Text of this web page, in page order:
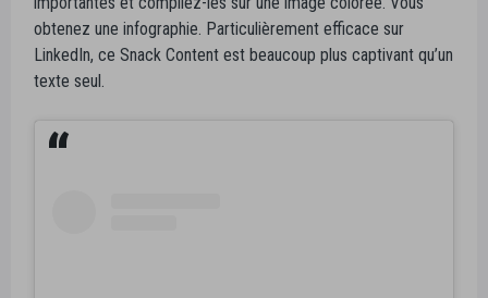
obtenez une infographie. Particulièrement efficace sur
LinkedIn, ce Snack Content est beaucoup plus captivant qu’un
texte seul.